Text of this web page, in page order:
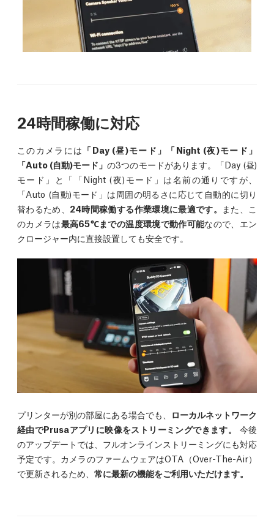
24時間稼働に対応
このカメラには 「Day (昼)モード」「Night (夜)モード」
「Auto (自動)モード」の3つのモードがあります。「Day (昼)
モード」と「「Night (夜)モード」は名前の通りですが、
「Auto (自動)モード」は周囲の明るさに応じて自動的に切り
替わるため、 24時間稼働する作業環境に最適です。 また、こ
のカメラは最高65℃までの温度環境で動作可能なので、エン
クロージャー内に直接設置しても安全です。
プリンターが別の部屋にある場合でも、 ローカルネットワーク
経由でPrusaアプリに映像をストリーミングできます。
今後
のアップデートでは、フルオンラインストリーミングにも対応
予定です。カメラのファームウェアはOTA（Over-The-Air）
で更新されるため、 常に最新の機能をご利用いただけます。